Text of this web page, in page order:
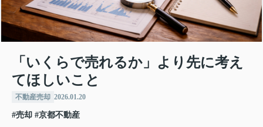
「いくらで売れるか」より先に考え
てほしいこと
不動産売却 2026.01.20
#売却 #京都不動産